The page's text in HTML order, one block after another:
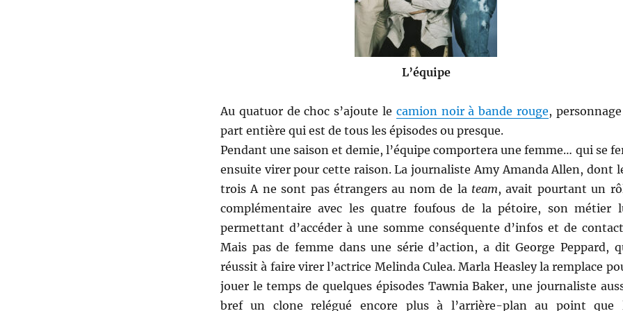
L’équipe
Au quatuor de choc s’ajoute le camion noir à bande rouge,
part entière qui est de tous les épisodes ou presque.
Pendant une saison et demie, l’équipe comportera une femme… qui se
ensuite virer pour cette raison. La journaliste Amy Amanda Allen, dont
trois A ne sont pas étrangers au nom de la team, avait pourtant un
complémentaire avec les quatre foufous de la pétoire, son métier
permettant d’accéder à une somme conséquente d’infos et de
Mais pas de femme dans une série d’action, a dit George Peppard,
réussit à faire virer l’actrice Melinda Culea. Marla Heasley la remplace
jouer le temps de quelques épisodes Tawnia Baker, une journaliste
bref un clone relégué encore plus à l’arrière-plan au point que